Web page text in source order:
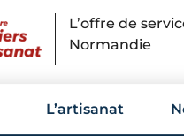
L’offre de
Normandie
L’artisanat